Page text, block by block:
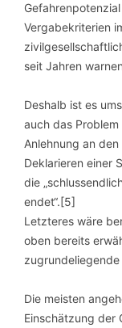
Vergabekriterien
seit Jahren
Deshalb ist es
auch das Problem
Anlehnung an
Deklarieren einer
die
endet“.[5]
Letzteres wäre
oben bereits
Die meisten
Einschätzung der